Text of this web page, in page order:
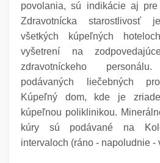
povolania, sú indikácie aj
Zdravotnícka starostlivosť
všetkých kúpeľných
vyšetrení na
zdravotníckeho
podávaných liečebných
Kúpeľný dom, kde je
kúpeľnou poliklinikou.
kúry sú podávané na
intervaloch (ráno - napoludnie -